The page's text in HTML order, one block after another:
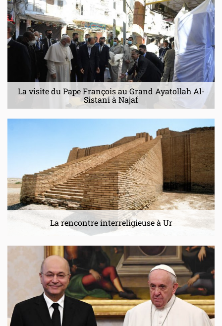
La visite du Pape François au Grand Ayatollah Al-
Sistani à Najaf
La rencontre interreligieuse à Ur